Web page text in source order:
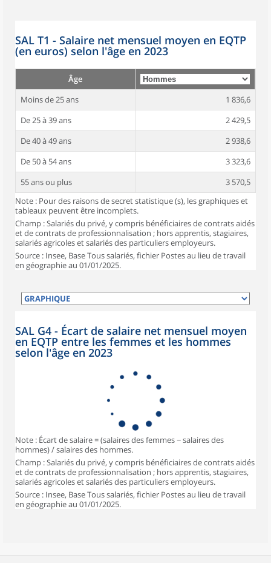
SAL T1 - Salaire net mensuel moyen en EQTP
(en euros) selon l'âge en 2023
Âge
Moins de 25 ans
1 836,6
De 25 à 39 ans
2 429,5
De 40 à 49 ans
2 938,6
De 50 à 54 ans
3 323,6
55 ans ou plus
3 570,5
Note : Pour des raisons de secret statistique (s), les graphiques et
tableaux peuvent être incomplets.
Champ : Salariés du privé, y compris bénéficiaires de contrats aidés
et de contrats de professionnalisation ; hors apprentis, stagiaires,
salariés agricoles et salariés des particuliers employeurs.
Source : Insee, Base Tous salariés, fichier Postes au lieu de travail
en géographie au 01/01/2025.
SAL G4 - Écart de salaire net mensuel moyen
en EQTP entre les femmes et les hommes
selon l'âge en 2023
Note : Écart de salaire = (salaires des femmes − salaires des
hommes) / salaires des hommes.
Champ : Salariés du privé, y compris bénéficiaires de contrats aidés
et de contrats de professionnalisation ; hors apprentis, stagiaires,
salariés agricoles et salariés des particuliers employeurs.
Source : Insee, Base Tous salariés, fichier Postes au lieu de travail
en géographie au 01/01/2025.